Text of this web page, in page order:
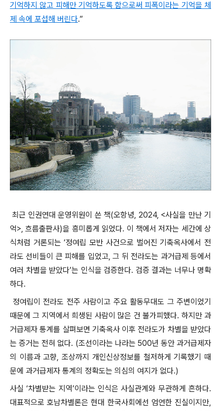
기억하지 않고 피해만 기억하도록 함으로써 피폭이라는 기억을 체
제 속에 포섭해 버린다.”
최근 인권연대 운영위원이 쓴 책(오항녕, 2024, <사실을 만난 기
억>, 흐름출판사)을 흥미롭게 읽었다. 이 책에서 저자는 세간에 상
식처럼 거론되는 ‘정여립 모반 사건으로 벌어진 기축옥사에서 전
라도 선비들이 큰 피해를 입었고, 그 뒤 전라도는 과거급제 등에서
여러 차별을 받았다’는 인식을 검증한다. 검증 결과는 너무나 명확
하다.
정여립이 전라도 전주 사람이고 주요 활동무대도 그 주변이었기
때문에 그 지역에서 희생된 사람이 많은 건 불가피했다. 하지만 과
거급제자 통계를 살펴보면 기축옥사 이후 전라도가 차별을 받았다
는 증거는 전혀 없다. (조선이라는 나라는 500년 동안 과거급제자
의 이름과 고향, 조상까지 개인신상정보를 철저하게 기록했기 때
문에 과거급제자 통계의 정확도는 의심의 여지가 없다.)
사실 ‘차별받는 지역’이라는 인식은 사실관계와 무관하게 흔하다.
대표적으로 호남차별론은 현대 한국사회에선 엄연한 진실이지만,